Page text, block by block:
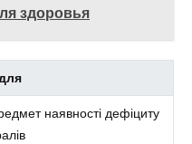
здоровья
наявності дефіциту